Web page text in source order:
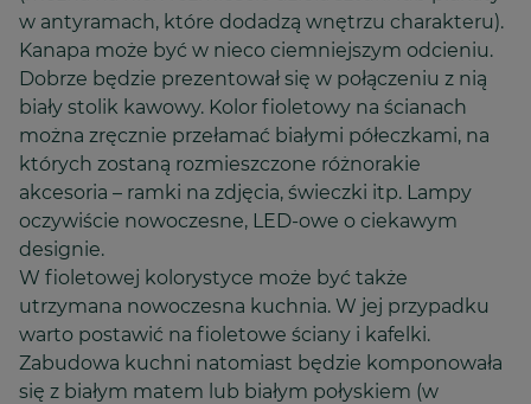
w antyramach, które dodadzą wnętrzu charakteru).
Kanapa może być w nieco ciemniejszym odcieniu.
Dobrze będzie prezentował się w połączeniu z nią
biały stolik kawowy. Kolor fioletowy na ścianach
można zręcznie przełamać białymi półeczkami, na
których zostaną rozmieszczone różnorakie
akcesoria – ramki na zdjęcia, świeczki itp. Lampy
oczywiście nowoczesne, LED-owe o ciekawym
designie.
W fioletowej kolorystyce może być także
utrzymana nowoczesna kuchnia. W jej przypadku
warto postawić na fioletowe ściany i kafelki.
Zabudowa kuchni natomiast będzie komponowała
się z białym matem lub białym połyskiem (w